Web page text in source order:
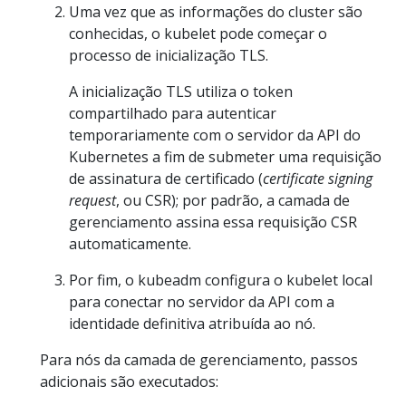
Uma vez que as informações do cluster são
conhecidas, o kubelet pode começar o
processo de inicialização TLS.
A inicialização TLS utiliza o token
compartilhado para autenticar
temporariamente com o servidor da API do
Kubernetes a fim de submeter uma requisição
de assinatura de certificado (certificate signing
request, ou CSR); por padrão, a camada de
gerenciamento assina essa requisição CSR
automaticamente.
Por fim, o kubeadm configura o kubelet local
para conectar no servidor da API com a
identidade definitiva atribuída ao nó.
Para nós da camada de gerenciamento, passos
adicionais são executados: